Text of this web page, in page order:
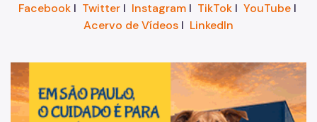
FacebookI TwitterI InstagramI TikTokI YouTubeI
Acervo de Vídeos I LinkedIn